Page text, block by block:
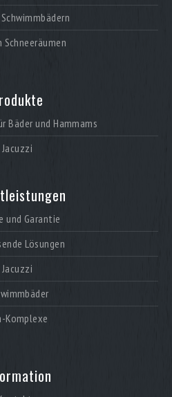
Schneeräumen
Bäder und Hammams
Jacuzzi
und Garantie
Lösungen
Jacuzzi
Komplexe